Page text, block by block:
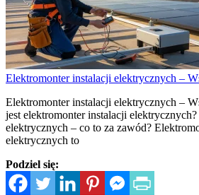
Elektromonter instalacji elektrycznych –
Elektromonter instalacji elektrycznych –
jest elektromonter instalacji
elektrycznych – co to za zawód?
elektrycznych to
Podziel się: